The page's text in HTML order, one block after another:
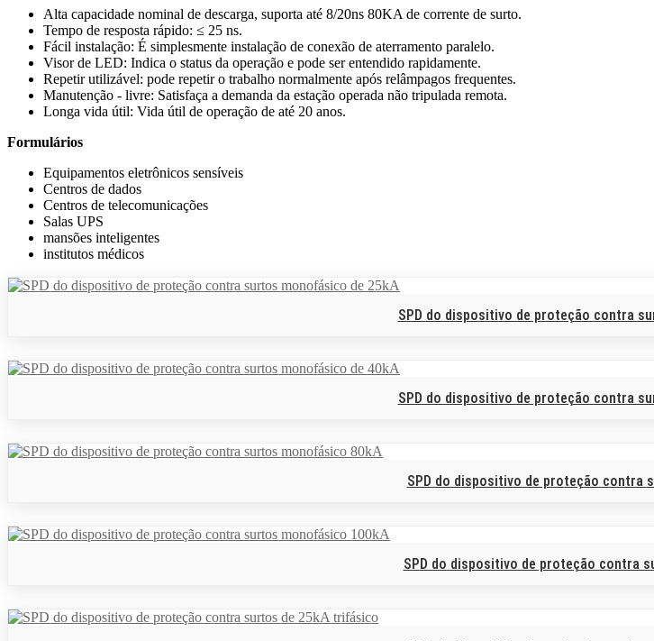
Alta capacidade nominal de descarga, suporta até 8/20ns 80KA de corrente de surto.
Tempo de resposta rápido: ≤ 25 ns.
Fácil instalação: É simplesmente instalação de conexão de aterramento paralelo.
Visor de LED: Indica o status da operação e pode ser entendido rapidamente.
Repetir utilizável: pode repetir o trabalho normalmente após relâmpagos frequentes.
Manutenção - livre: Satisfaça a demanda da estação operada não tripulada remota.
Longa vida útil: Vida útil de operação de até 20 anos.
Formulários
Equipamentos eletrônicos sensíveis
Centros de dados
Centros de telecomunicações
Salas UPS
mansões inteligentes
institutos médicos
SPD do dispositivo de proteção contra
SPD do dispositivo de proteção contra
SPD do dispositivo de proteção contra
SPD do dispositivo de proteção contra